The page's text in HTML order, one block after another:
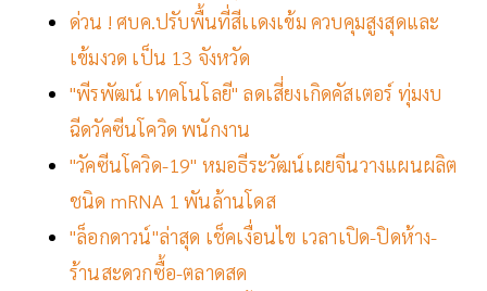
ด่วน ! ศบค.ปรับพื้นที่สีเเดงเข้ม ควบคุมสูงสุดและ
เข้มงวด เป็น 13 จังหวัด
"พีรพัฒน์ เทคโนโลยี" ลดเสี่ยงเกิดคัสเตอร์ ทุ่มงบ
ฉีดวัคซีนโควิด พนักงาน
"วัคซีนโควิด-19" หมอธีระวัฒน์เผยจีนวางแผนผลิต
ชนิด mRNA 1 พันล้านโดส
"ล็อกดาวน์"ล่าสุด เช็คเงื่อนไข เวลาเปิด-ปิดห้าง-
ร้านสะดวกซื้อ-ตลาดสด